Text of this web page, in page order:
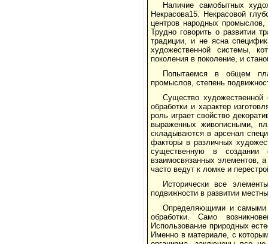
Наличие самобытных
Некрасова15. Некрасовой
центров народных промыслов,
Трудно говорить о развитии
традиции, и не ясна
художественной системы,
поколения в поколение, и
Попытаемся в общем
промыслов, степень
Существо
обработки и характер
роль играет свойство
выраженных живописными,
складываются в арсенал
факторы в различных
существенную в создании
взаимосвязанных элементов,
часто ведут к ломке и
Исторически все
подвижности в развитии
Определяющими и самыми
обработки. Само
Использование природных
Именно в материале, с